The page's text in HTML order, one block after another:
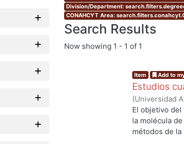
Division/Department:
CONAHCYT Area:
Search Results
Now showing 1 - 1 of 1
Item Add to
Estudios
(Universidad
de Servicios
El objetivo
la molécula
métodos de